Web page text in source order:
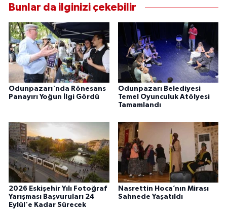
Bunlar da ilginizi çekebilir
Odunpazarı'nda Rönesans
Panayırı Yoğun İlgi Gördü
Odunpazarı Belediyesi
Temel Oyunculuk Atölyesi
Tamamlandı
2026 Eskişehir Yılı Fotoğraf
Yarışması Başvuruları 24
Eylül'e Kadar Sürecek
Nasrettin Hoca’nın Mirası
Sahnede Yaşatıldı